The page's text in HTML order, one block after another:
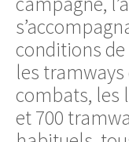
conditions
les
combats, les
et 700